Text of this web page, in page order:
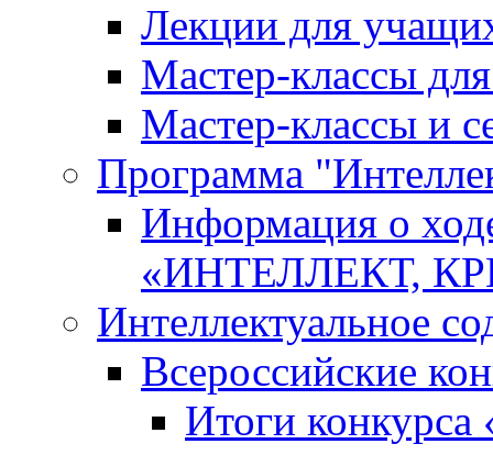
Лекции для
Мастер-классы
Мастер-классы и
Программа
Информация о
«ИНТЕЛЛЕКТ,
Интеллектуальное
Всероссийские
Итоги конкурса